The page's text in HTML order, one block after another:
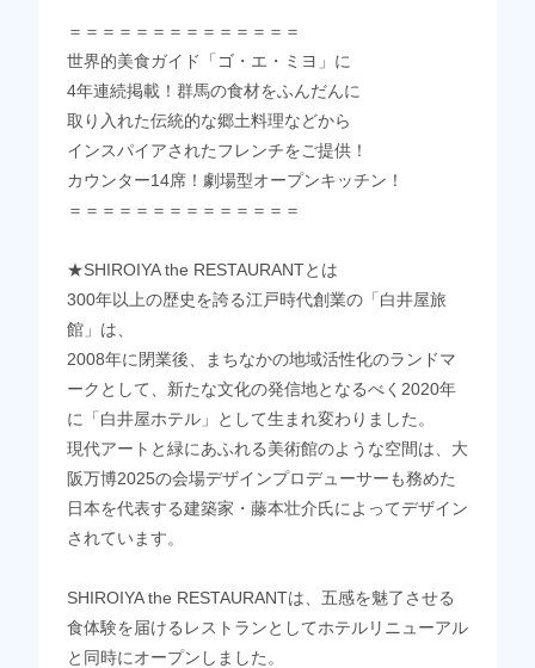
＝＝＝＝＝＝＝＝＝＝＝＝＝＝
世界的美食ガイド「ゴ・エ・ミヨ」に
4年連続掲載！群馬の食材をふんだんに
取り入れた伝統的な郷土料理などから
インスパイアされたフレンチをご提供！
カウンター14席！劇場型オープンキッチン！
＝＝＝＝＝＝＝＝＝＝＝＝＝＝
★SHIROIYA the RESTAURANTとは
300年以上の歴史を誇る江戸時代創業の「白井屋旅
館」は、
2008年に閉業後、まちなかの地域活性化のランドマ
ークとして、新たな文化の発信地となるべく2020年
に「白井屋ホテル」として生まれ変わりました。
現代アートと緑にあふれる美術館のような空間は、大
阪万博2025の会場デザインプロデューサーも務めた
日本を代表する建築家・藤本壮介氏によってデザイン
されています。
SHIROIYA the RESTAURANTは、五感を魅了させる
食体験を届けるレストランとしてホテルリニューアル
と同時にオープンしました。